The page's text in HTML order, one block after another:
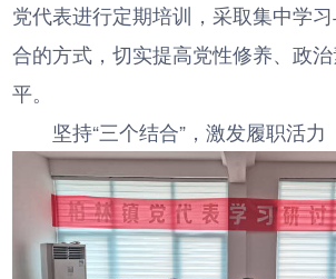
党代表进行定期培训，采取集中学
合的方式，切实提高党性修养、政
平。
坚持“三个结合”，激发履职活力